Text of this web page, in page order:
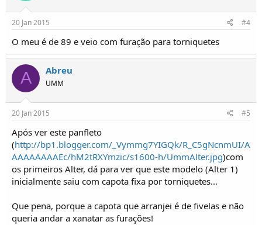
20 Jan 2015 #4
O meu é de 89 e veio com furação para torniquetes
A Abreu
UMM
20 Jan 2015 #5
Após ver este panfleto
(http://bp1.blogger.com/_Vymmg7YIGQk/R_C5gNcnmUI/A
AAAAAAAAEc/hM2tRXYmzic/s1600-h/UmmAlter.jpg)com
os primeiros Alter, dá para ver que este modelo (Alter 1)
inicialmente saiu com capota fixa por torniquetes...
Que pena, porque a capota que arranjei é de fivelas e não
queria andar a xanatar as furações!